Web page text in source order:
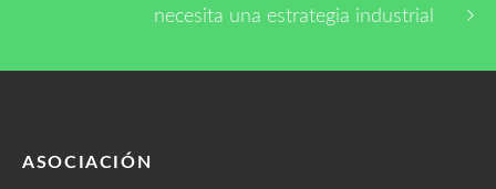
necesita una estrategia industrial
ASOCIACIÓN